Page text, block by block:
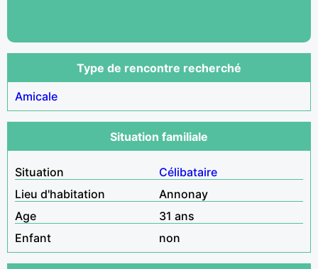
Type de rencontre recherché
Amicale
Situation familiale
Situation
Célibataire
Lieu d'habitation
Annonay
Age
31 ans
Enfant
non